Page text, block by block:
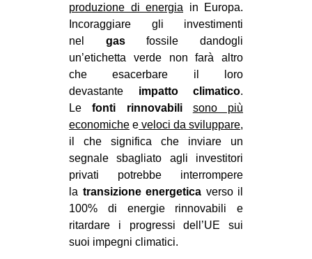
produzione di energia in Europa.
Incoraggiare gli investimenti
nel gasfossile dandogli
un’etichetta verde non farà altro
che esacerbare il loro
devastante impatto climatico.
Lefonti rinnovabili
sono più
economiche e veloci da sviluppare,
il che significa che inviare un
segnale sbagliato agli investitori
privati potrebbe interrompere
la transizione energetica verso il
100% di energie rinnovabili e
ritardare i progressi dell’UE sui
suoi impegni climatici.